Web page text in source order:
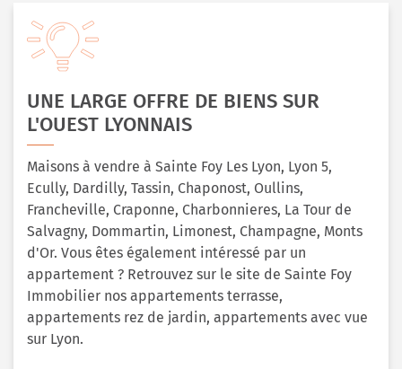
UNE LARGE OFFRE DE BIENS SUR
L'OUEST LYONNAIS
Maisons à vendre à Sainte Foy Les Lyon, Lyon 5,
Ecully, Dardilly, Tassin, Chaponost, Oullins,
Francheville, Craponne, Charbonnieres, La Tour de
Salvagny, Dommartin, Limonest, Champagne, Monts
d'Or. Vous êtes également intéressé par un
appartement ? Retrouvez sur le site de Sainte Foy
Immobilier nos appartements terrasse,
appartements rez de jardin, appartements avec vue
sur Lyon.